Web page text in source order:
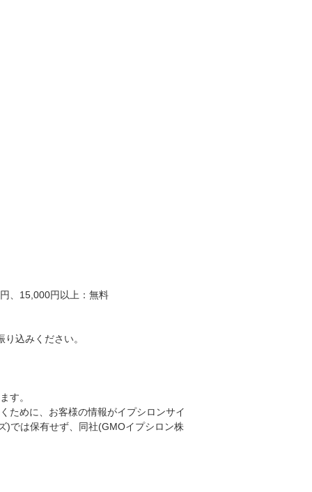
、15,000円以上：無料
込みください。
す。
ために、お客様の情報がイプシロンサイ
)では保有せず、同社(GMOイプシロン株